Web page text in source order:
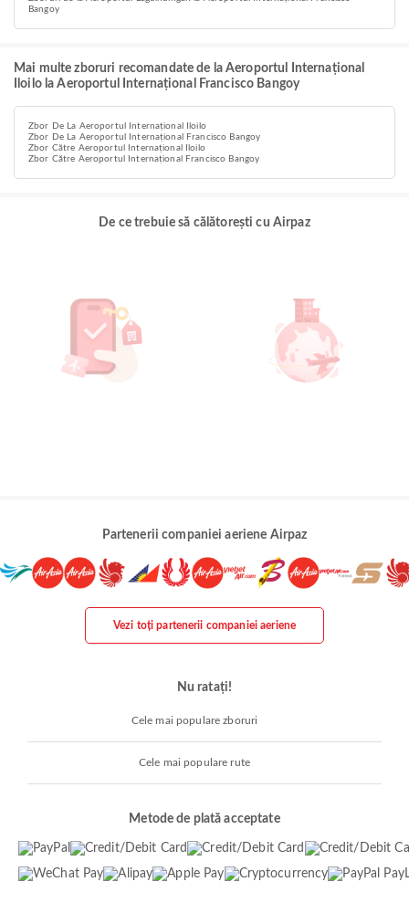
Bangoy
Mai multe zboruri recomandate de la Aeroportul Internațional
Iloilo la Aeroportul Internațional Francisco Bangoy
Zbor De La Aeroportul Internațional Iloilo
Zbor De La Aeroportul Internațional Francisco Bangoy
Zbor Către Aeroportul Internațional Iloilo
Zbor Către Aeroportul Internațional Francisco Bangoy
De ce trebuie să călătorești cu Airpaz
Partenerii companiei aeriene Airpaz
Vezi toți partenerii companiei aeriene
Nu ratați!
Cele mai populare zboruri
Cele mai populare rute
Metode de plată acceptate